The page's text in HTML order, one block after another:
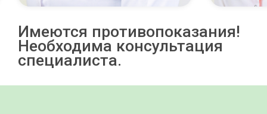
Имеются противопоказания!
Необходима консультация
специалиста.